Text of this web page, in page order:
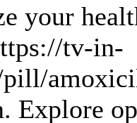
your
tv-in-
pill/
Explore